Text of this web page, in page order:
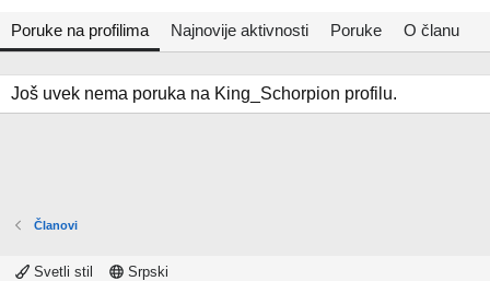
Poruke na profilima Najnovije aktivnosti Poruke O članu
Još uvek nema poruka na King_Schorpion profilu.
Članovi
Svetli stil
Srpski